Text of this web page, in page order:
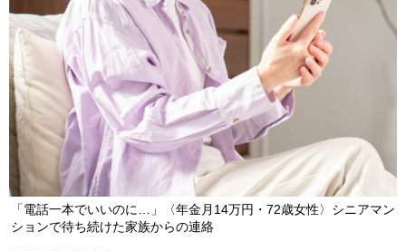
「電話一本でいいのに…」〈年金月14万円・72歳女性〉シニアマン
ションで待ち続けた家族からの連絡